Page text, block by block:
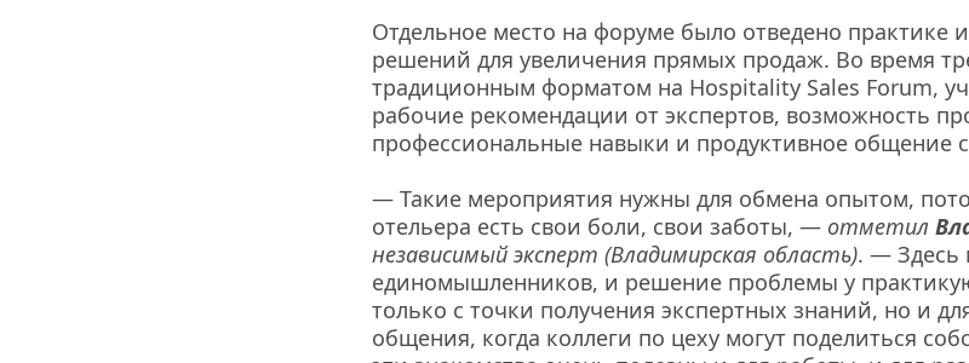
Отдельное место на форуме было отведено практике
решений для увеличения прямых продаж. Во время
традиционным форматом на Hospitality Sales Forum,
рабочие рекомендации от экспертов, возможность
профессиональные навыки и продуктивное общение
— Такие мероприятия нужны для обмена опытом,
отельера есть свои боли, свои заботы, — отметил
независимый эксперт (Владимирская область). — Здесь
единомышленников, и решение проблемы у
только с точки получения экспертных знаний, но и
общения, когда коллеги по цеху могут поделиться